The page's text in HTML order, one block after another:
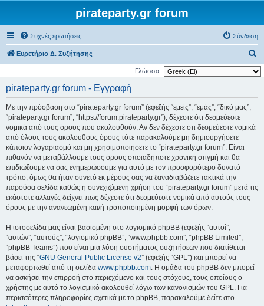
pirateparty.gr forum
Συχνές ερωτήσεις Σύνδεση
Ευρετήριο Δ. Συζήτησης
ν
Γλώσσα:
pirateparty.gr forum - Εγγραφή
Με την πρόσβαση στο “pirateparty.gr forum” (εφεξής “εμείς”, “εμάς”, “δικό μας”,
“pirateparty.gr forum”, “https://forum.pirateparty.gr”), δέχεστε ότι δεσμεύεστε
νομικά από τους όρους που ακολουθούν. Αν δεν δέχεστε ότι δεσμεύεστε νομικά
από όλους τους ακόλουθους όρους τότε παρακαλούμε μη δημιουργήσετε
κάποιον λογαριασμό και μη χρησιμοποιήσετε το “pirateparty.gr forum”. Είναι
πιθανόν να μεταβάλλουμε τους όρους οποιαδήποτε χρονική στιγμή και θα
επιδιώξουμε να σας ενημερώσουμε για αυτό με τον προσφορότερο δυνατό
τρόπο, όμως θα ήταν συνετό εκ μέρους σας να ξαναδιαβάζετε τακτικά την
παρούσα σελίδα καθώς η συνεχιζόμενη χρήση του “pirateparty.gr forum” μετά τις
εκάστοτε αλλαγές δείχνει πως δέχεστε ότι δεσμεύεστε νομικά από αυτούς τους
όρους με την ανανεωμένη και/ή τροποποιημένη μορφή των όρων.
Η ιστοσελίδα μας είναι βασισμένη στο λογισμικό phpBB (εφεξής “αυτοί”,
“αυτών”, “αυτούς”, “λογισμικό phpBB”, “www.phpbb.com”, “phpBB Limited”,
“phpBB Teams”) που είναι μια λύση συστήματος συζητήσεων που διατίθεται
βάσει της “GNU General Public License v2” (εφεξής “GPL”) και μπορεί να
μεταφορτωθεί από τη σελίδα www.phpbb.com. Η ομάδα του phpBB δεν μπορεί
να ασκήσει την επιρροή στο περιεχόμενο και τους στόχους, τους οποίους ο
χρήστης με αυτό το λογισμικό ακολουθεί λόγω των κανονισμών του GPL. Για
περισσότερες πληροφορίες σχετικά με το phpBB, παρακαλούμε δείτε στο